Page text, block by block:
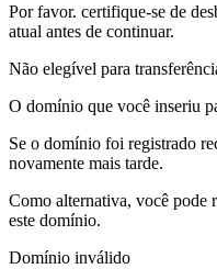
Por favor. certifique-se de
atual antes de continuar.
Não elegível para
O domínio que você inseriu
Se o domínio foi registrado
novamente mais tarde.
Como alternativa, você pode
este domínio.
Domínio inválido